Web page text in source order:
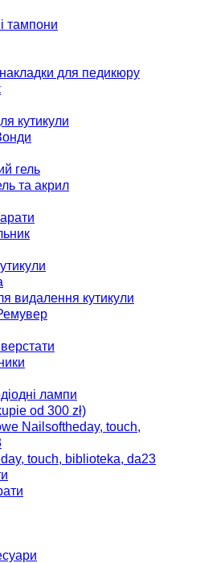
тампони
для педикюру
кутикули
гель
та акрил
видалення кутикули
лампи
od 300 zł)
Nailsoftheday, touch,
touch, biblioteka, da23